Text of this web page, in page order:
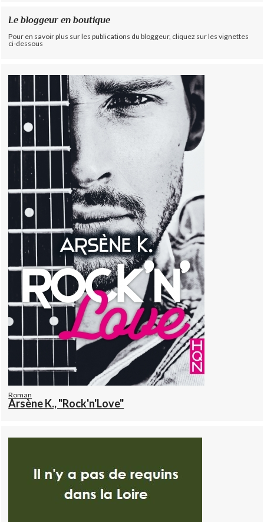
Le bloggeur en boutique
Pour en savoir plus sur les publications du bloggeur, cliquez sur les vignettes
ci-dessous
Roman
Arsène K., "Rock'n'Love"